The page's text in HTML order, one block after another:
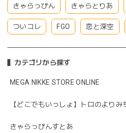
きゃらっぴん きゃらとりあ
ついコレ FGO 恋と深空
カテゴリから探す
MEGA NIKKE STORE ONLINE
【どこでもいっしょ】トロのより
きゃらっぴんすとあ